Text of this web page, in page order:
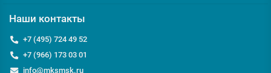
Наши контакты
+7 (495) 724 49 52
+7 (966) 173 03 01
info@mksmsk.ru